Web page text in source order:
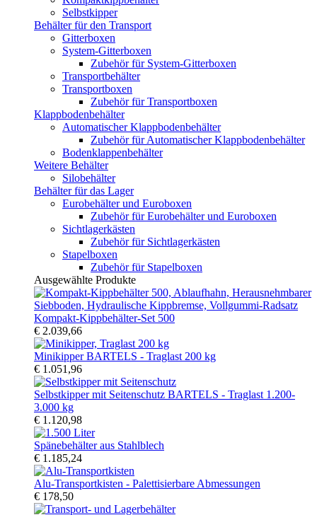
Selbstkipper
Behälter für den Transport
Gitterboxen
System-Gitterboxen
Zubehör für System-Gitterboxen
Transportbehälter
Transportboxen
Zubehör für Transportboxen
Klappbodenbehälter
Automatischer Klappbodenbehälter
Zubehör für Automatischer Klappbodenbehälter
Bodenklappenbehälter
Weitere Behälter
Silobehälter
Behälter für das Lager
Eurobehälter und Euroboxen
Zubehör für Eurobehälter und Euroboxen
Sichtlagerkästen
Zubehör für Sichtlagerkästen
Stapelboxen
Zubehör für Stapelboxen
Ausgewählte Produkte
Kompakt-Kippbehälter-Set 500
€ 2.039,66
Minikipper BARTELS - Traglast 200 kg
€ 1.051,96
Selbstkipper mit Seitenschutz BARTELS - Traglast 1.200-
3.000 kg
€ 1.120,98
Spänebehälter aus Stahlblech
€ 1.185,24
Alu-Transportkisten - Palettisierbare Abmessungen
€ 178,50